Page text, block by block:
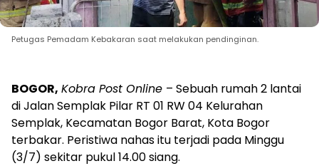
Petugas Pemadam Kebakaran saat melakukan pendinginan.
BOGOR, Kobra Post Online – Sebuah rumah 2 lantai
di Jalan Semplak Pilar RT 01 RW 04 Kelurahan
Semplak, Kecamatan Bogor Barat, Kota Bogor
terbakar. Peristiwa nahas itu terjadi pada Minggu
(3/7) sekitar pukul 14.00 siang.